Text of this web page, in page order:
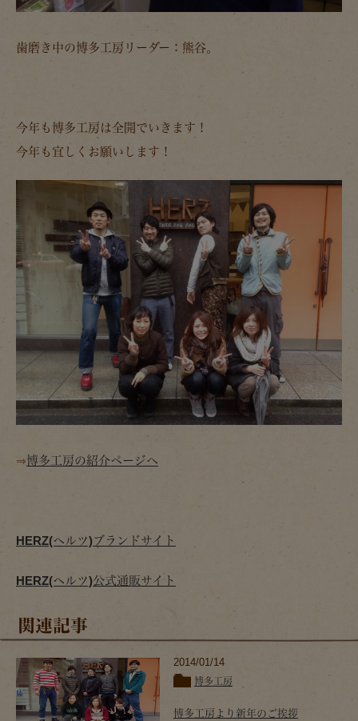
歯磨き中の博多工房リーダー：熊谷。
今年も博多工房は全開でいきます！
今年も宜しくお願いします！
⇒博多工房の紹介ページへ
HERZ(ヘルツ)ブランドサイト
HERZ(ヘルツ)公式通販サイト
関連記事
2014/01/14
博多工房
博多工房より新年のご挨拶